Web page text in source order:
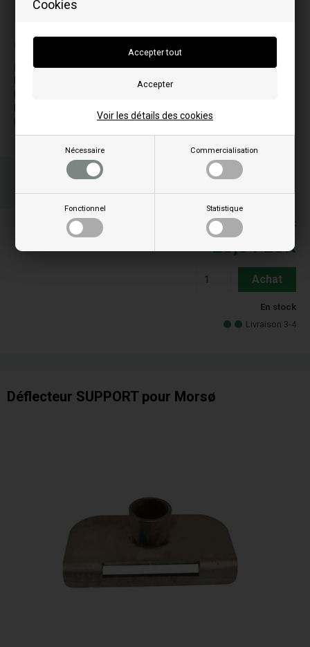
Cookies
Nécessaire Commercialisation
Fonctionnel Statistique
Voir les détails des cookies
Correspond aux modèles:
Commandez votre/vos article(s) avant 15h
Numéro de colis à envoyer
Votre commande sera expédiée le mandag
Les prix comprennent la TVA = TTC
26,54EUR
Achat
En stock
Livraison 3-4
Déflecteur SUPPORT pour Morsø